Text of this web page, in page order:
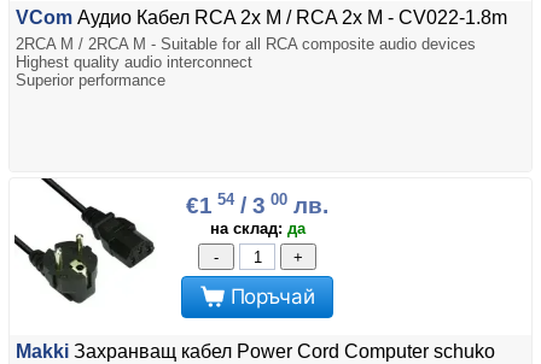
VCom Аудио Кабел RCA 2x M / RCA 2x M - CV022-1.8m
2RCA M / 2RCA M - Suitable for all RCA composite audio devices
Highest quality audio interconnect
Superior performance
€1 54/ 3 00 лв.
на склад: да
-
+
Поръчай
Makki Захранващ кабел Power Cord Computer schuko